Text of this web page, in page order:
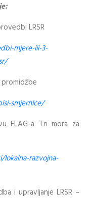
LRSR
mjere-iii-3-
smjernice/
FLAG-a Tri mora za
razvojna-
i upravljanje LRSR –